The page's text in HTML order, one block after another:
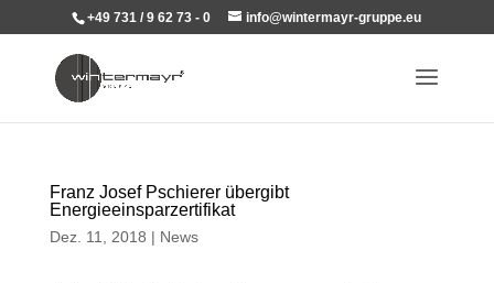
+49 731 / 9 62 73 - 0 info@wintermayr-gruppe.eu
Franz Josef Pschierer übergibt
Energieeinsparzertifikat
Dez. 11, 2018 | News